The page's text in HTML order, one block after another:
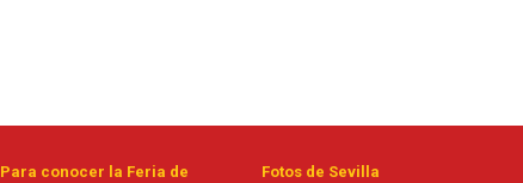
Para conocer la Feria de
Fotos de Sevilla